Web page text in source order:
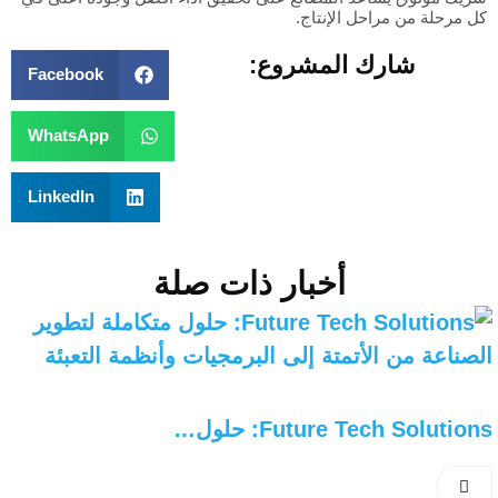
كل مرحلة من مراحل الإنتاج.
شارك المشروع: Facebook
WhatsApp
LinkedIn
أخبار ذات صلة
Future Tech Solutions: حلول…